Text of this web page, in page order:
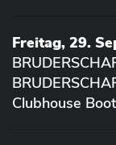
Freitag, 29.
Clubhouse